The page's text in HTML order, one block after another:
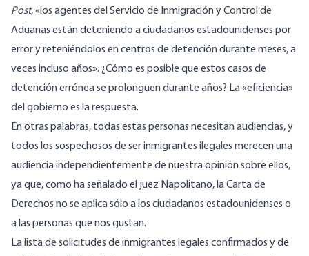
Post, «los agentes del Servicio de Inmigración y Control de
Aduanas están deteniendo a ciudadanos estadounidenses por
error y reteniéndolos en centros de detención durante meses, a
veces incluso años». ¿Cómo es posible que estos casos de
detención errónea se prolonguen durante años? La «eficiencia»
del gobierno es la respuesta.
En otras palabras, todas estas personas necesitan audiencias, y
todos los sospechosos de ser inmigrantes ilegales merecen una
audiencia independientemente de nuestra opinión sobre ellos,
ya que, como ha señalado el juez Napolitano, la Carta de
Derechos no se aplica sólo a los ciudadanos estadounidenses o
a las personas que nos gustan.
La lista de solicitudes de inmigrantes legales confirmados y de